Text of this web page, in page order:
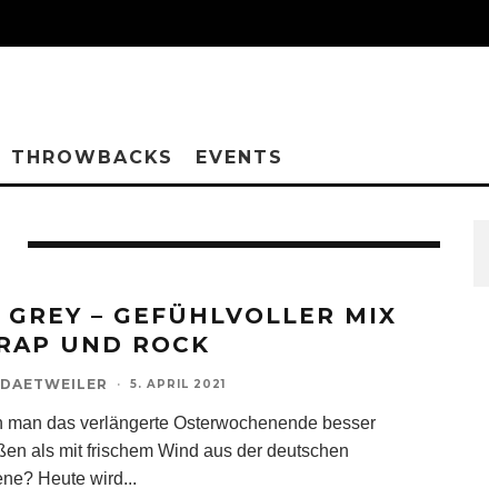
THROWBACKS EVENTS
GREY – GEFÜHLVOLLER MIX
UND ROCK
· 5. APRIL 2021
man das verlängerte Osterwochenende besser
als mit frischem Wind aus der deutschen
Heute wird...